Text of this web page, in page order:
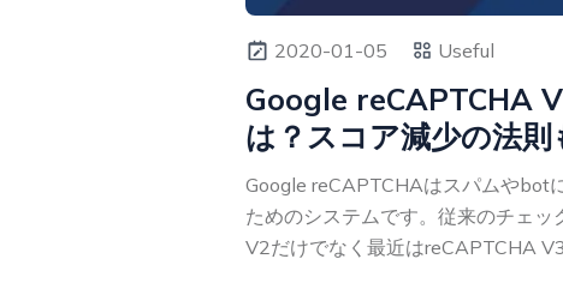
2020-01-05 Useful
Google reCAPTCHA
は？スコア減少の法則
Google reCAPTCHAはスパムやbot
ためのシステムです。従来のチェッ
V2だけでなく最近はreCAPTCHA V3